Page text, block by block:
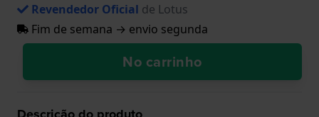
Revendedor Oficial de Lotus
Fim de semana → envio segunda
No carrinho